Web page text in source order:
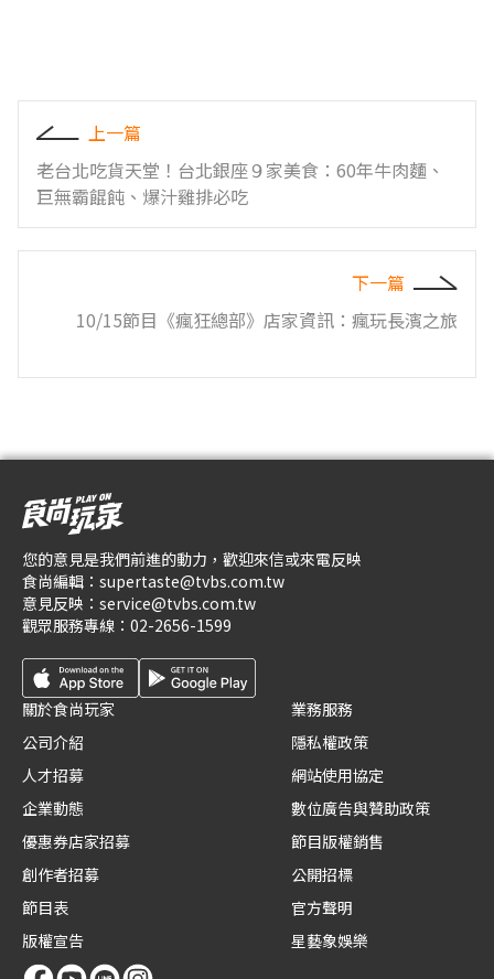
上一篇
老台北吃貨天堂！台北銀座９家美食：60年牛肉麵、
巨無霸餛飩、爆汁雞排必吃
下一篇
10/15節目《瘋狂總部》店家資訊：瘋玩長濱之旅
您的意見是我們前進的動力，歡迎來信或來電反映
食尚編輯： supertaste@tvbs.com.tw
意見反映： service@tvbs.com.tw
觀眾服務專線： 02-2656-1599
關於食尚玩家
公司介紹
人才招募
企業動態
優惠券店家招募
創作者招募
節目表
版權宣告
業務服務
隱私權政策
網站使用協定
數位廣告與贊助政策
節目版權銷售
公開招標
官方聲明
星藝象娛樂